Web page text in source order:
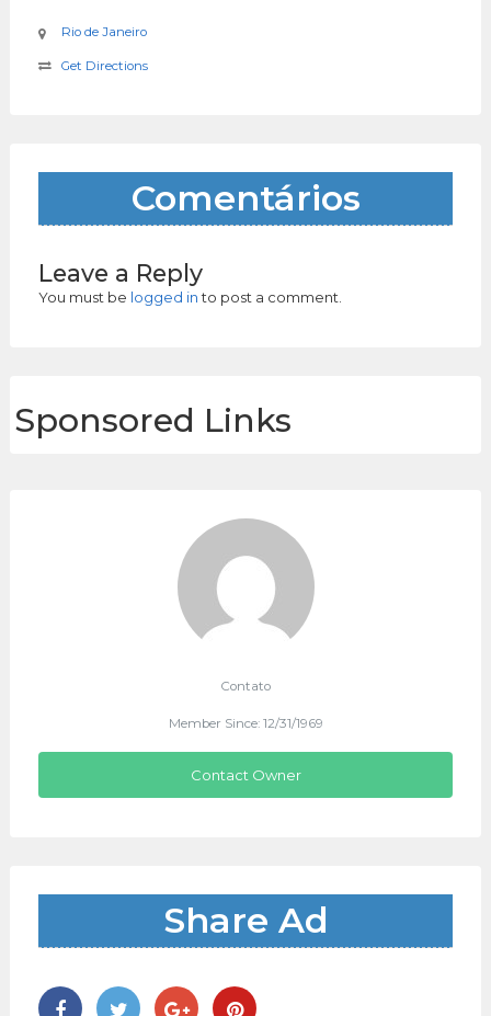
Rio de Janeiro
Get Directions
Comentários
Leave a Reply
You must be logged into post a comment.
Sponsored Links
Contato
Member Since: 12/31/1969
Contact Owner
Share Ad